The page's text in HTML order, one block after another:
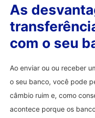
As
com o seu
Ao enviar ou ou receber
o seu banco, você pode
câmbio ruim e, como
acontece porque os